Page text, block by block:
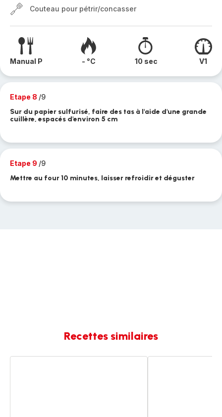
Couteau pour pétrir/concasser
Manual P - °C 10 sec V1
Etape 8 /9
Sur du papier sulfurisé, faire des tas à l'aide d'une grande
cuillère, espacés d'environ 5 cm
Etape 9 /9
Mettre au four 10 minutes, laisser refroidir et déguster
Recettes similaires